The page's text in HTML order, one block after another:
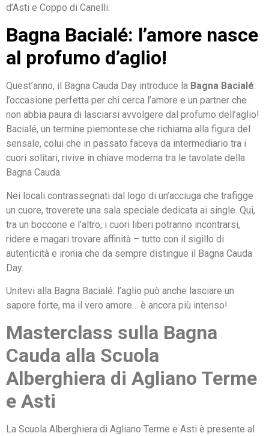
d’Asti e Coppo di Canelli.
Bagna Bacialé: l’amore nasce
al profumo d’aglio!
Quest’anno, il Bagna Cauda Day introduce la Bagna Bacialé:
l’occasione perfetta per chi cerca l’amore e un partner che
non abbia paura di lasciarsi avvolgere dal profumo dell’aglio!
Bacialé, un termine piemontese che richiama alla figura del
sensale, colui che in passato faceva da intermediario tra i
cuori solitari, rivive in chiave moderna tra le tavolate della
Bagna Cauda.
Nei locali contrassegnati dal logo di un’acciuga che trafigge
un cuore, troverete una sala speciale dedicata ai single. Qui,
tra un boccone e l’altro, i cuori liberi potranno incontrarsi,
ridere e magari trovare affinità – tutto con il sigillo di
autenticità e ironia che da sempre distingue il Bagna Cauda
Day.
Unitevi alla Bagna Bacialé: l’aglio può anche lasciare un
sapore forte, ma il vero amore… è ancora più intenso!
Masterclass sulla Bagna
Cauda alla Scuola
Alberghiera di Agliano Terme
e Asti
La Scuola Alberghiera di Agliano Terme e Asti è presente al